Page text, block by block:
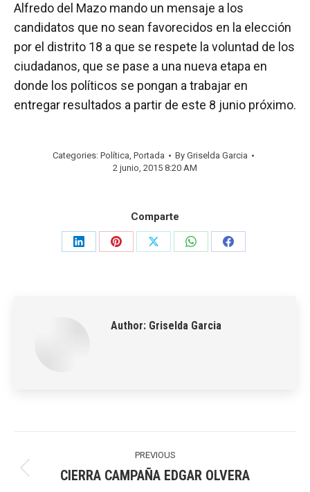
Alfredo del Mazo mando un mensaje a los
candidatos que no sean favorecidos en la elección
por el distrito 18 a que se respete la voluntad de los
ciudadanos, que se pase a una nueva etapa en
donde los políticos se pongan a trabajar en
entregar resultados a partir de este 8 junio próximo.
Categories: Política, Portada By Griselda Garcia
2 junio, 2015 8:20 AM
Comparte
Share
Share
Share
Share
Share
Author: Griselda Garcia
navigation
PREVIOUS
Previous
CIERRA CAMPAÑA EDGAR OLVERA